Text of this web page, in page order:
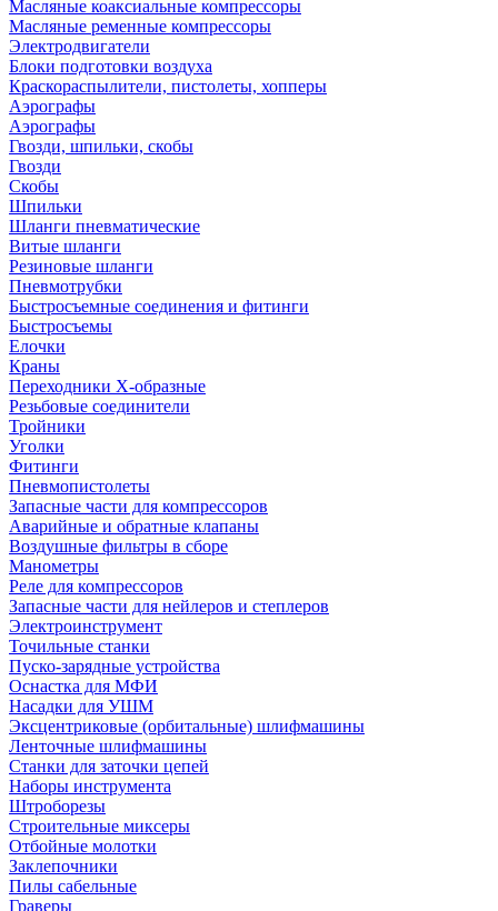
Масляные коаксиальные компрессоры
Масляные ременные компрессоры
Электродвигатели
Блоки подготовки воздуха
Краскораспылители, пистолеты, хопперы
Аэрографы
Аэрографы
Гвозди, шпильки, скобы
Гвозди
Скобы
Шпильки
Шланги пневматические
Витые шланги
Резиновые шланги
Пневмотрубки
Быстросъемные соединения и фитинги
Быстросъемы
Елочки
Краны
Переходники Х-образные
Резьбовые соединители
Тройники
Уголки
Фитинги
Пневмопистолеты
Запасные части для компрессоров
Аварийные и обратные клапаны
Воздушные фильтры в сборе
Манометры
Реле для компрессоров
Запасные части для нейлеров и степлеров
Электроинструмент
Точильные станки
Пуско-зарядные устройства
Оснастка для МФИ
Насадки для УШМ
Эксцентриковые (орбитальные) шлифмашины
Ленточные шлифмашины
Станки для заточки цепей
Наборы инструмента
Штроборезы
Строительные миксеры
Отбойные молотки
Заклепочники
Пилы сабельные
Граверы